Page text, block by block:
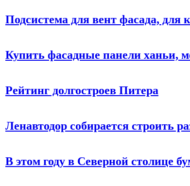
Подсистема для вент фасада, для
Купить фасадные панели ханьи,
Рейтинг долгостроев Питера
Ленавтодор собирается строить
В этом году в Северной столице